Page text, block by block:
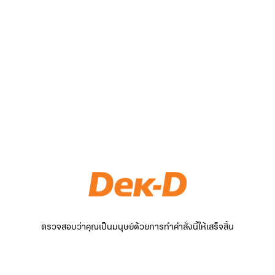
ตรวจสอบว่าคุณเป็นมนุษย์ด้วยการทำคำสั่งนี้ให้เสร็จสิ้น